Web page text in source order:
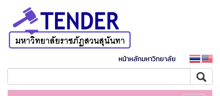
หน้าหลักมหาวิทยาลัย